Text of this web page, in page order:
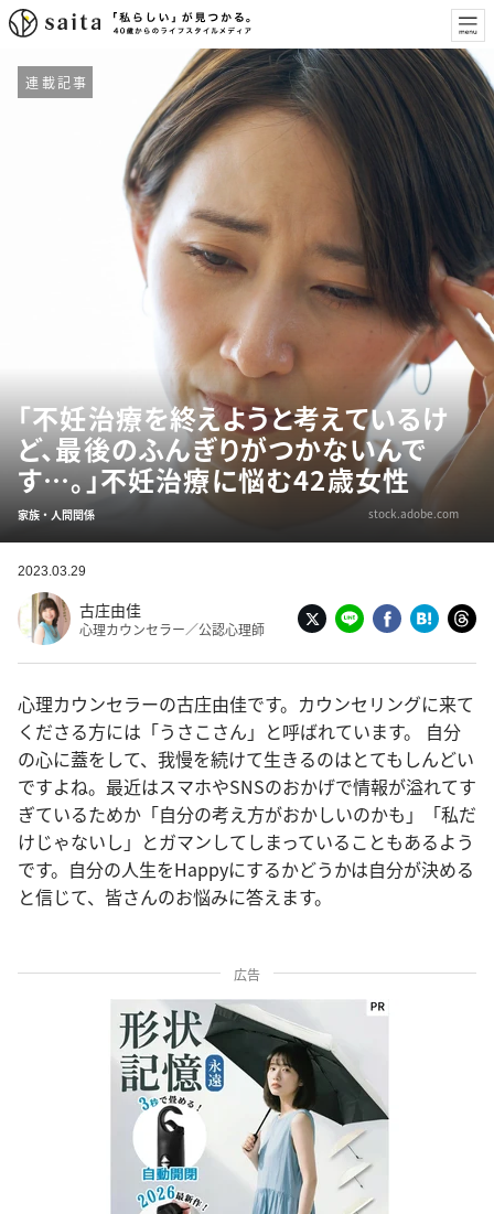
連載記事
「不妊治療を終えようと考えているけ
ど、最後のふんぎりがつかないんで
す…。」不妊治療に悩む42歳女性
家族・人間関係 stock.adobe.com
2023.03.29
古庄由佳
心理カウンセラー／公認心理師
心理カウンセラーの古庄由佳です。カウンセリングに来て
くださる方には「うさこさん」と呼ばれています。 自分
の心に蓋をして、我慢を続けて生きるのはとてもしんどい
ですよね。最近はスマホやSNSのおかげで情報が溢れてす
ぎているためか「自分の考え方がおかしいのかも」「私だ
けじゃないし」とガマンしてしまっていることもあるよう
です。自分の人生をHappyにするかどうかは自分が決める
と信じて、皆さんのお悩みに答えます。
広告